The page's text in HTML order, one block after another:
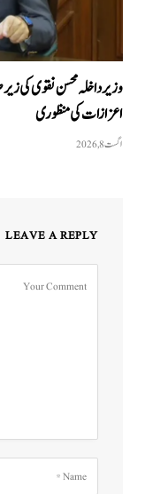
وزیرداخلہ محسن نقوی کی
اعزازات کی منظوری
اگست 8, 2026
LEAVE A REPLY